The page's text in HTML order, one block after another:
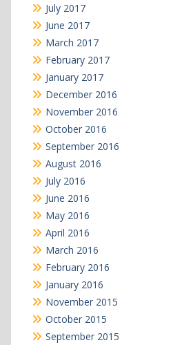
July 2017
June 2017
March 2017
February 2017
January 2017
December 2016
November 2016
October 2016
September 2016
August 2016
July 2016
June 2016
May 2016
April 2016
March 2016
February 2016
January 2016
November 2015
October 2015
September 2015